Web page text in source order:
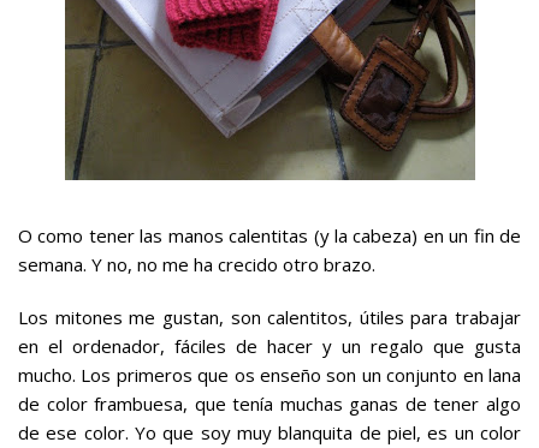
O como tener las manos calentitas (y la cabeza) en un fin de
semana. Y no, no me ha crecido otro brazo.
Los mitones me gustan, son calentitos, útiles para trabajar
en el ordenador, fáciles de hacer y un regalo que gusta
mucho. Los primeros que os enseño son un conjunto en lana
de color frambuesa, que tenía muchas ganas de tener algo
de ese color. Yo que soy muy blanquita de piel, es un color